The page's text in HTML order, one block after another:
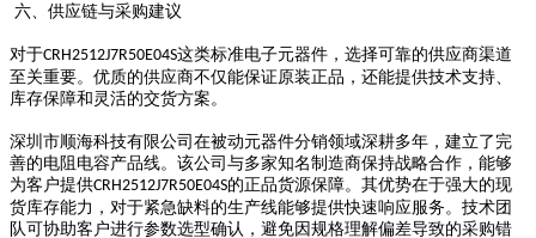
六、供应链与采购建议
对于CRH2512J7R50E04S这类标准电子元器件，选择可靠的供应商渠道
至关重要。优质的供应商不仅能保证原装正品，还能提供技术支持、
库存保障和灵活的交货方案。
深圳市顺海科技有限公司在被动元器件分销领域深耕多年，建立了完
善的电阻电容产品线。该公司与多家知名制造商保持战略合作，能够
为客户提供CRH2512J7R50E04S的正品货源保障。其优势在于强大的现
货库存能力，对于紧急缺料的生产线能够提供快速响应服务。技术团
队可协助客户进行参数选型确认，避免因规格理解偏差导致的采购错